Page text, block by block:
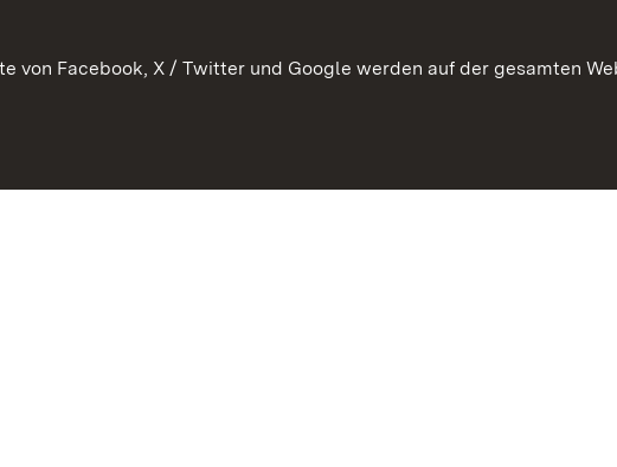
von Facebook, X / Twitter und Google werden auf der gesamten